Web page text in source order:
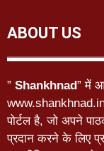
ABOUT US
” Shankhnad” में
पोर्टल है, जो अपने
प्रदान करने के लिए